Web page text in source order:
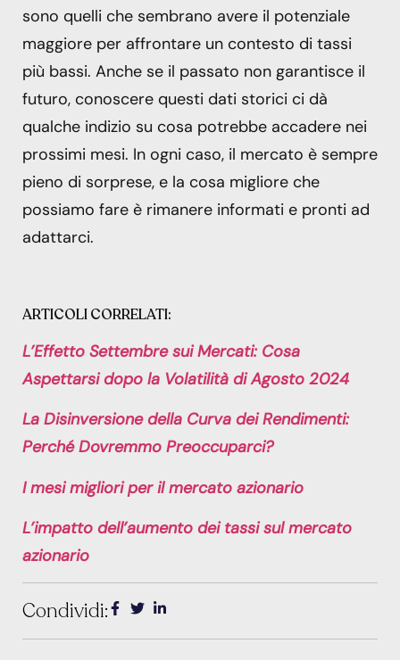
sono quelli che sembrano avere il potenziale
maggiore per affrontare un contesto di tassi
più bassi. Anche se il passato non garantisce il
futuro, conoscere questi dati storici ci dà
qualche indizio su cosa potrebbe accadere nei
prossimi mesi. In ogni caso, il mercato è sempre
pieno di sorprese, e la cosa migliore che
possiamo fare è rimanere informati e pronti ad
adattarci.
ARTICOLI CORRELATI:
L’Effetto Settembre sui Mercati: Cosa
Aspettarsi dopo la Volatilità di Agosto 2024
La Disinversione della Curva dei Rendimenti:
Perché Dovremmo Preoccuparci?
I mesi migliori per il mercato azionario
L’impatto dell’aumento dei tassi sul mercato
azionario
Condividi: